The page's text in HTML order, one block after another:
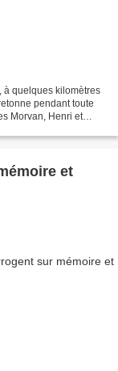
à quelques kilomètres
pendant toute
Morvan, Henri et
et